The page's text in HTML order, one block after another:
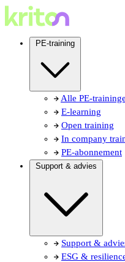
PE-training
Alle PE-
E-learning
Open training
In company
PE-abonnement
Support & advies
Support &
ESG &